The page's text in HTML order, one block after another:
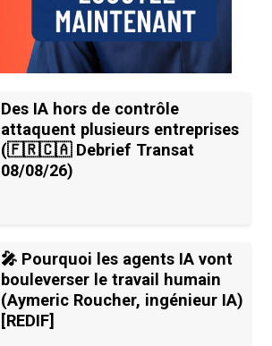
Des IA hors de contrôle
attaquent plusieurs entreprises
(🇫🇷🇨🇦 Debrief Transat
08/08/26)
🎤 Pourquoi les agents IA vont
bouleverser le travail humain
(Aymeric Roucher, ingénieur IA)
[REDIF]